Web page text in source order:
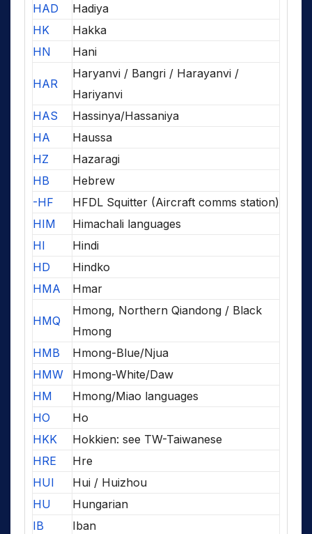
HAD
Hadiya
HK
Hakka
HN
Hani
HAR
Haryanvi / Bangri / Harayanvi /
Hariyanvi
HAS
Hassinya/Hassaniya
HA
Haussa
HZ
Hazaragi
HB
Hebrew
-HF
HFDL Squitter (Aircraft comms station)
HIM
Himachali languages
HI
Hindi
HD
Hindko
HMA
Hmar
HMQ
Hmong, Northern Qiandong / Black
Hmong
HMB
Hmong-Blue/Njua
HMW
Hmong-White/Daw
HM
Hmong/Miao languages
HO
Ho
HKK
Hokkien: see TW-Taiwanese
HRE
Hre
HUI
Hui / Huizhou
HU
Hungarian
IB
Iban